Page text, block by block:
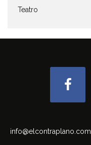
Teatro
info@elcontraplano.com